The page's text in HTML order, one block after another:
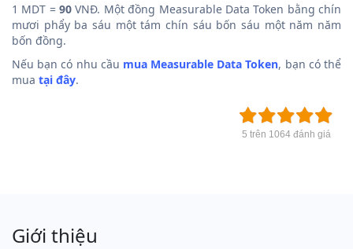
1 MDT =90 VNĐ. Một đồng Measurable Data Token bằng chín
mươi phẩy ba sáu một tám chín sáu bốn sáu một năm năm
bốn đồng.
Nếu bạn có nhu cầu mua Measurable Data Token, bạn có thể
mua tại đây.
5 trên 1064 đánh giá
Giới thiệu